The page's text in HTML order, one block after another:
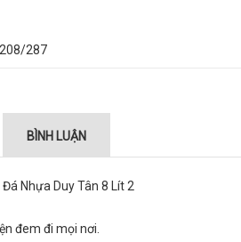
287
BÌNH LUẬN
đem đi mọi nơi.